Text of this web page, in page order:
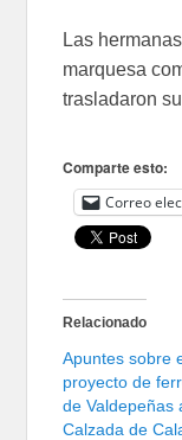
Las
marquesa
trasladaron
Comparte esto:
Correo
Relacionado
Apuntes sobre
proyecto de
de Valdepeñas
Calzada de